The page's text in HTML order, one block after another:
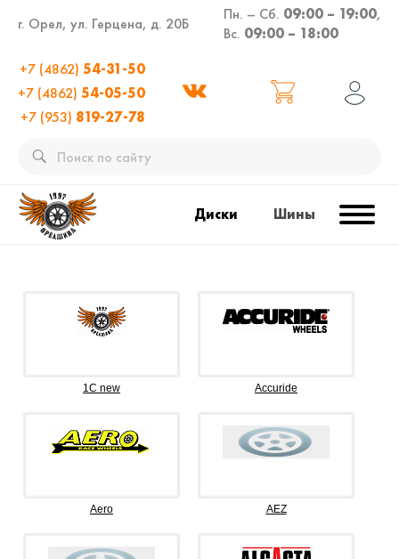
г. Орел, ул. Герцена, д. 20Б
Пн. – Сб. 09:00 – 19:00,
Вс. 09:00 – 18:00
+7 (4862) 54-31-50
+7 (4862) 54-05-50
+7 (953) 819-27-78
Диски Шины
1C new Accuride
Aero AEZ